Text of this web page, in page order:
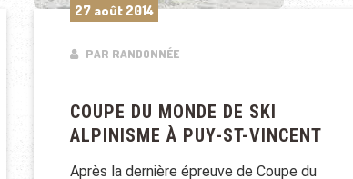
27 août 2014
PAR RANDONNÉE
COUPE DU MONDE DE SKI
ALPINISME À PUY-ST-VINCENT
Après la dernière épreuve de Coupe du